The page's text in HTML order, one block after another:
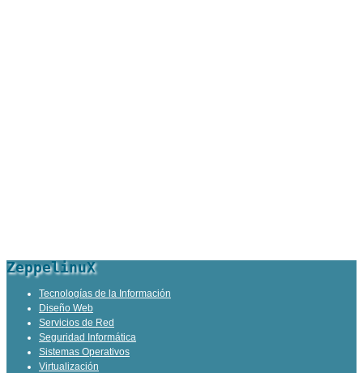
ZeppelinuX
Tecnologías de la Información
Diseño Web
Servicios de Red
Seguridad Informática
Sistemas Operativos
Virtualización